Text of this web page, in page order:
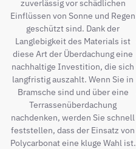
zuverlässig vor schädlichen
Einflüssen von Sonne und Regen
geschützt sind. Dank der
Langlebigkeit des Materials ist
diese Art der Überdachung eine
nachhaltige Investition, die sich
langfristig auszahlt. Wenn Sie in
Bramsche sind und über eine
Terrassenüberdachung
nachdenken, werden Sie schnell
feststellen, dass der Einsatz von
Polycarbonat eine kluge Wahl ist.